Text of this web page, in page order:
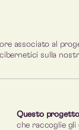
associato al
sulla
Questo
che raccoglie gli